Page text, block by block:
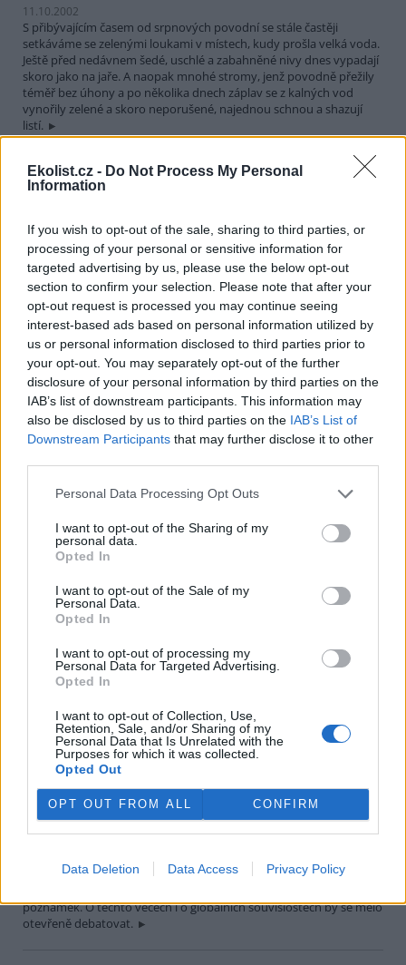
Ekolist.cz - Do Not Process My Personal
Information
If you wish to opt-out of the sale, sharing to third parties, or
processing of your personal or sensitive information for
targeted advertising by us, please use the below opt-out
section to confirm your selection. Please note that after your
opt-out request is processed you may continue seeing
interest-based ads based on personal information utilized by
us or personal information disclosed to third parties prior to
your opt-out. You may separately opt-out of the further
disclosure of your personal information by third parties on the
IAB’s list of downstream participants. This information may
also be disclosed by us to third parties on the IAB’s List of
Downstream Participants that may further disclose it to other
Personal Data Processing Opt Outs
I want to opt-out of the Sharing of my
personal data.
Opted In
I want to opt-out of the Sale of my
Personal Data.
Opted In
I want to opt-out of processing my
Personal Data for Targeted Advertising.
Opted In
I want to opt-out of Collection, Use,
Retention, Sale, and/or Sharing of my
Personal Data that Is Unrelated with the
Purposes for which it was collected.
Opted Out
OPT OUT FROM ALL CONFIRM
Data Deletion Data Access Privacy Policy
11.10.2002
S přibývajícím časem od srpnových povodní se stále častěji
setkáváme se zelenými loukami v místech, kudy prošla velká voda.
Ještě před nedávnem šedé, uschlé a zabahněné nivy dnes vypadají
skoro jako na jaře. A naopak mnohé stromy, jenž povodně přežily
téměř bez úhony a po několika dnech záplav se z kalných vod
vynořily zelené a skoro neporušené, najednou schnou a shazují
listí.
JUDr. Jiří Hlaváček: Co přinesl Summit o udržitelném
rozvoji
Ve dnech 26. srpna až 4. září 2002 proběhl v jihoafrickém
Johannesburgu dlouho s nadějemi i obavami očekávaný Světový
summit o udržitelném rozvoji (WSSD). Hospodářské a obchodní
centrum Jihoafrické republiky nebylo vybráno za místo konání
summitu náhodně. Johannesburg ztělesňuje v sobě nejen
ambiciozní ekonomický rozvoj, odrážející globalizaci na samém jihu
afrického kontinentu, ale zároveň i střet s přetrvávající zaostalostí
černého kontinentu. Johannesburg měl obrátit pozornost na
problémy Afriky, která je i nadále nejchudším kontinentem světa, a
ukázat nové možnosti jak docílit pokud možno vyváženého
ekonomického a sociálního rozvoje při prosazování stále vyšších
standardů ochrany životního prostředí v duchu principů
udržitelného rozvoje přijatých na Konferenci OSN o životním
prostředí a rozvoji (UNCED) v červnu 1992 v brazilském Rio de
25.9.2002
Povodeň je živel, který ničí majetek lidí a někdy bere i životy. Asi
všichni, kdo jsme měli štěstí a přečkali ji bez úhony, jsme s účastí
obnovovat. Ekolog však myslí i v širších rámcích - myslí obecně na
přírodu a krajinu.
PhDr. Petr Fejk: Dobrá zoo má smysl
27.8.2002
několikadenní záchranná anabáze lachtana Gastona nám
neumožnila prožít malý happy end. Jsme vysílení, zlomení a prožitá
traumata si poneseme celý život.
JUDr. Petr Kužvart: Pár poznámek k povodním a k
Johannesburgu
Stále častější povodně a jiné přírodní kalamitní stavy budou určitě
opět námětem různých úvah. Činnost vodohospodářů a krizových
poznámek. O těchto věcech i o globálních souvislostech by se mělo
otevřeně debatovat.